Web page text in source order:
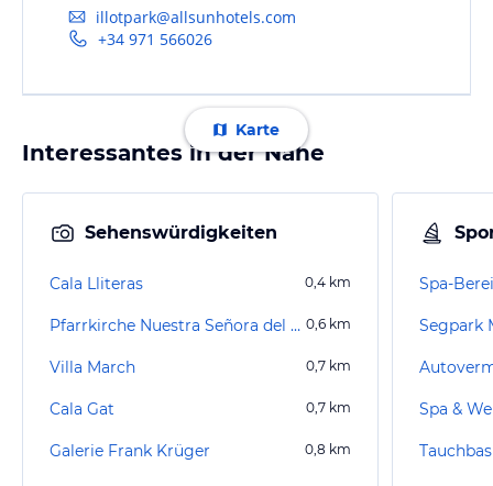
illotpark@allsunhotels.com
+34 971 566026
Karte
Interessantes in der Nähe
Sehenswürdigkeiten
Cala Lliteras 0,4 km
Pfarrkirche Nuestra Señora del Carmen 0,6 km
Villa March 0,7 km
Cala Gat 0,7 km
Galerie Frank Krüger 0,8 km
Segpark
Spa &